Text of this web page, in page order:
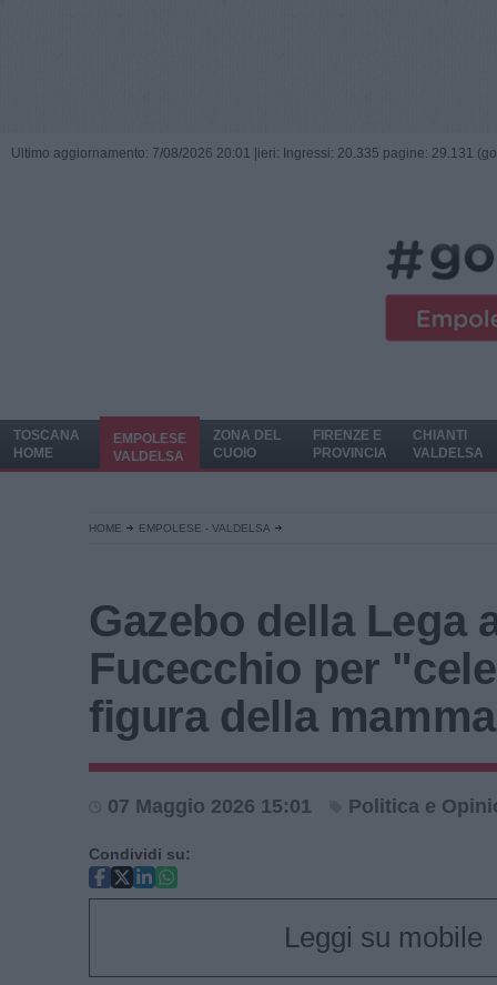
Ultimo aggiornamento: 7/08/2026 20:01 | ieri: Ingressi: 20.335 pagine: 29.131
TOSCANA
HOME
EMPOLESE
VALDELSA
ZONA DEL
CUOIO
FIRENZE E
PROVINCIA
CHIANTI
VALDELSA
HOME EMPOLESE - VALDELSA
Gazebo della Lega
Fucecchio per
figura della
07 Maggio 2026 15:01 Politica e
Condividi su:
Leggi su mobile